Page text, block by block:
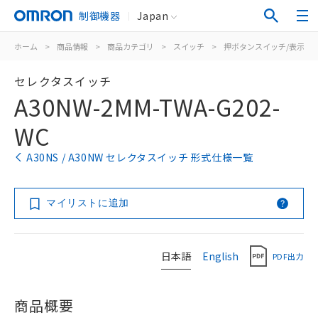
制御機器 Japan
ホーム > 商品情報 > 商品カテゴリ > スイッチ > 押ボタンスイッチ/表示灯
セレクタスイッチ
A30NW-2MM-TWA-G202-
WC
A30NS / A30NW セレクタスイッチ 形式仕様一覧
マイリストに追加
日本語 English PDF出力
商品概要